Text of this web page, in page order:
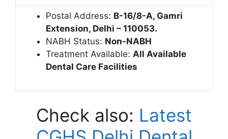
Postal Address: B-16/8-A, Gamri
Extension, Delhi – 110053.
NABH Status: Non-NABH
Treatment Available: All Available
Dental Care Facilities
Check also: Latest